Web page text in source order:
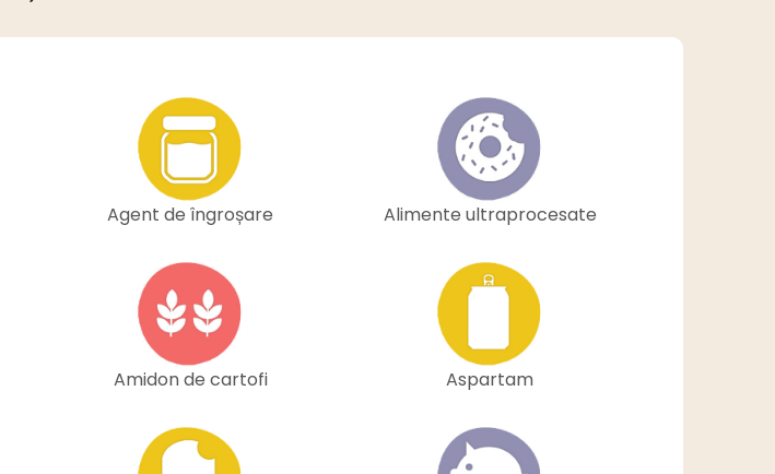
Agent de îngroșare Alimente ultraprocesate
Amidon de cartofi Aspartam